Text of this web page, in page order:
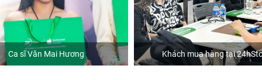
Ca sĩ Văn Mai Hương Khách mua hàng tại